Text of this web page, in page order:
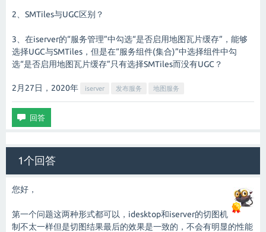
2、SMTiles与UGC区别？
3、在iserver的“服务管理”中勾选“是否启用地图瓦片缓存”，能够
选择UGC与SMTiles，但是在“服务组件(集合)”中选择组件中勾
选“是否启用地图瓦片缓存”只有选择SMTiles而没有UGC？
2月27日，2020年 iserver 发布服务 地图服务
1个回答
您好，
第一个问题这两种形式都可以，idesktop和iserver的切图机
制不太一样但是切图结果最后的效果是一致的，不会有明显的性能